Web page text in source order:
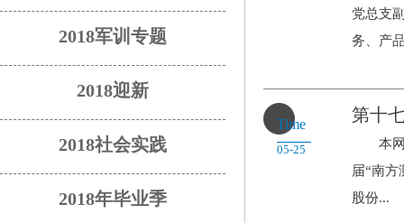
2018军训专题
2018迎新
2018社会实践
2018年毕业季
党总支
务、产
Time
05-25
第十
本网
届“南
股份...